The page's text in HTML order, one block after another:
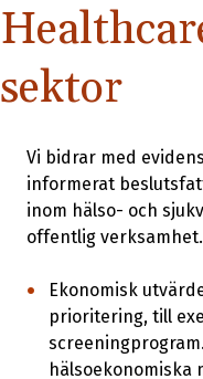
sektor
Vi bidrar med
informerat
inom hälso- och
offentlig verksamhet.
Ekonomisk
prioritering, till
hälsoekonomiska